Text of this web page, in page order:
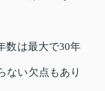
数は最大で30年
ない欠点もあり